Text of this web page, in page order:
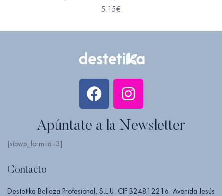
5.15€
Apúntate a la Newsletter
[sibwp_form id=3]
Contacto
Destetika Belleza Profesional, S.L.U. CIF B24812216. Avenida Jesús